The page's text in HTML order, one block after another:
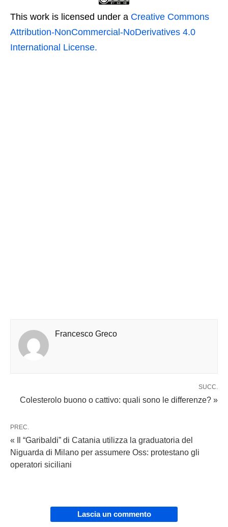
This work is licensed under a Creative Commons
Attribution-NonCommercial-NoDerivatives 4.0
International License.
Francesco Greco
SUCC.
Colesterolo buono o cattivo: quali sono le differenze? »
PREC.
« Il “Garibaldi” di Catania utilizza la graduatoria del
Niguarda di Milano per assumere Oss: protestano gli
operatori siciliani
Lascia un commento